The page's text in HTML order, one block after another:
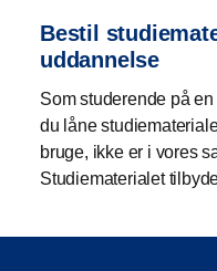
Bestil
uddannelse
Som studerende på
du låne
bruge, ikke er i vores
Studiematerialet